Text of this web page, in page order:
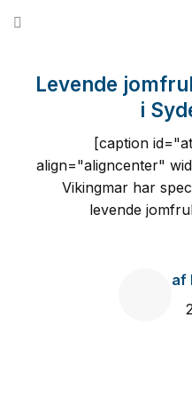
Levende
i
[caption
align="aligncenter"
Vikingmar har
levende
af